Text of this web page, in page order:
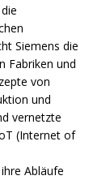
Siemens die
Fabriken und
von
und
vernetzte
(Internet of
Abläufe